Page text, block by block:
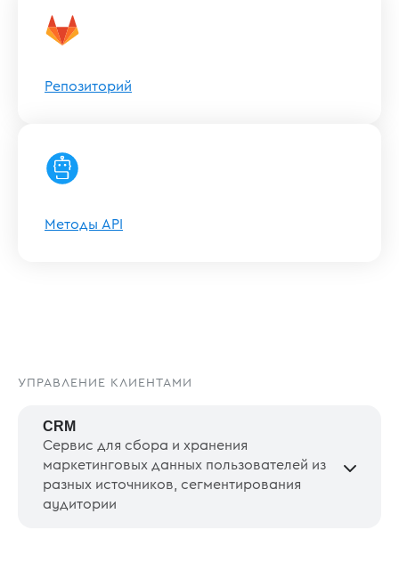
Репозиторий
Методы API
УПРАВЛЕНИЕ КЛИЕНТАМИ
CRM
Сервис для сбора и хранения
маркетинговых данных пользователей из
разных источников, сегментирования
аудитории